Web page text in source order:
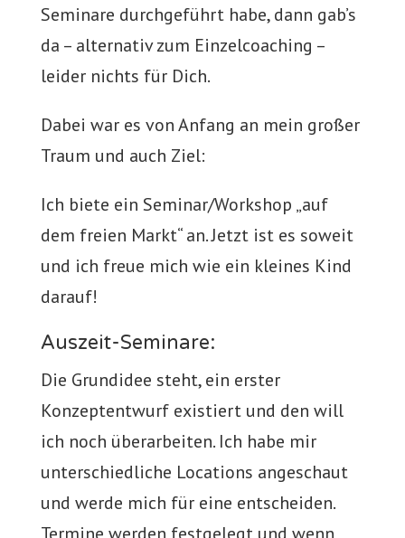
Seminare durchgeführt habe, dann gab’s
da – alternativ zum Einzelcoaching –
leider nichts für Dich.
Dabei war es von Anfang an mein großer
Traum und auch Ziel:
Ich biete ein Seminar/Workshop „auf
dem freien Markt“ an. Jetzt ist es soweit
und ich freue mich wie ein kleines Kind
darauf!
Auszeit-Seminare:
Die Grundidee steht, ein erster
Konzeptentwurf existiert und den will
ich noch überarbeiten. Ich habe mir
unterschiedliche Locations angeschaut
und werde mich für eine entscheiden.